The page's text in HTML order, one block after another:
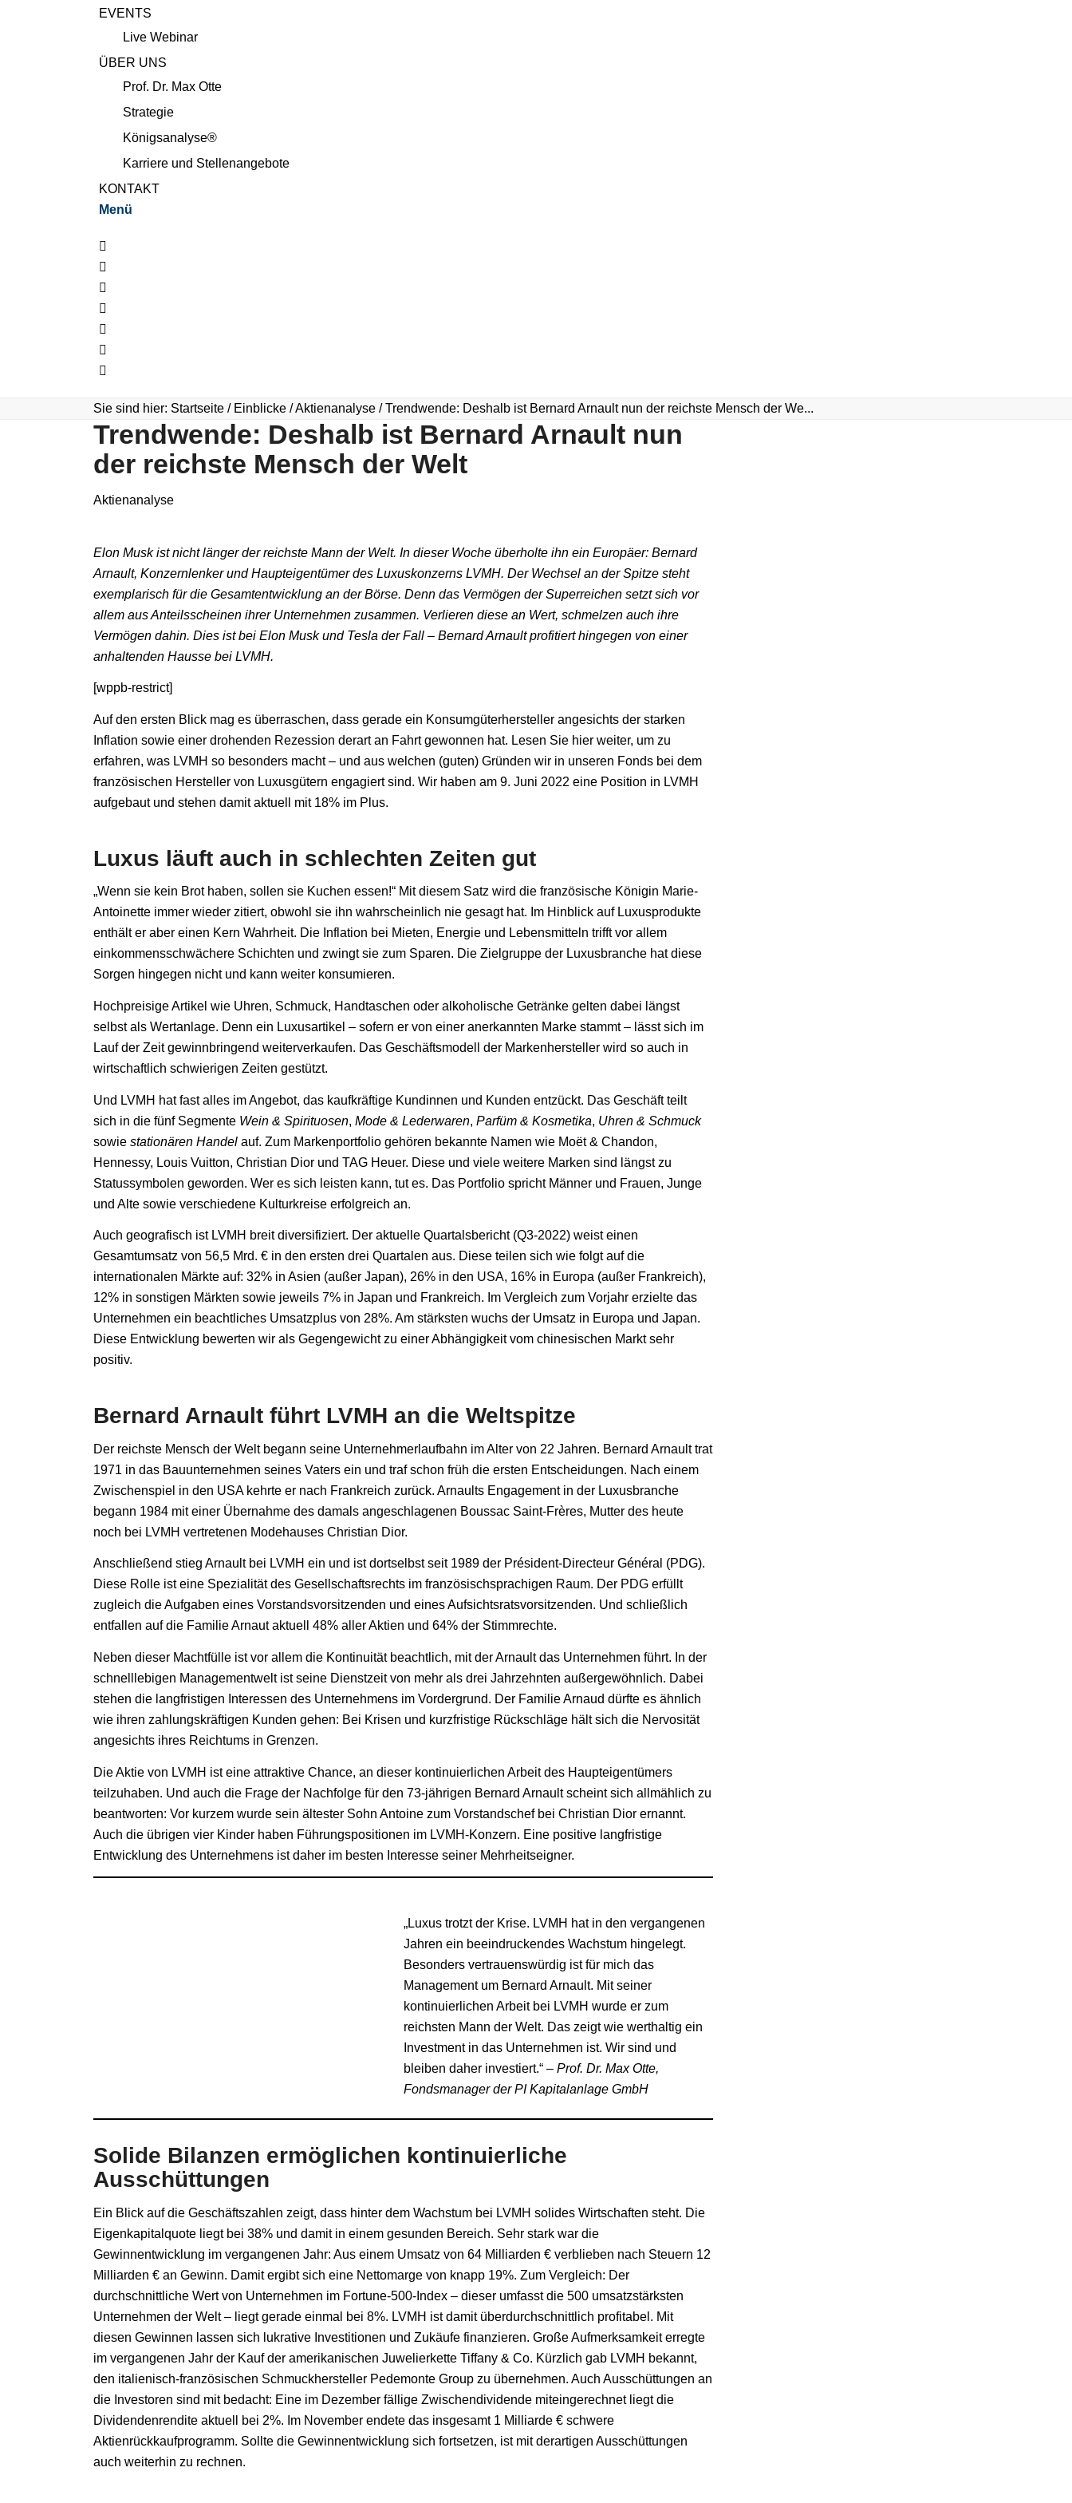
EVENTS
Live Webinar
ÜBER UNS
Prof. Dr. Max Otte
Strategie
Königsanalyse®
Karriere und Stellenangebote
KONTAKT
Menü
Sie sind hier: Startseite / Einblicke /Aktienanalyse / Trendwende: Deshalb ist Bernard Arnault nun der reichste Mensch der We...
Trendwende: Deshalb ist Bernard Arnault nun
der reichste Mensch der Welt
Aktienanalyse
Elon Musk ist nicht länger der reichste Mann der Welt. In dieser Woche überholte ihn ein Europäer: Bernard
Arnault, Konzernlenker und Haupteigentümer des Luxuskonzerns LVMH. Der Wechsel an der Spitze steht
exemplarisch für die Gesamtentwicklung an der Börse. Denn das Vermögen der Superreichen setzt sich vor
allem aus Anteilsscheinen ihrer Unternehmen zusammen. Verlieren diese an Wert, schmelzen auch ihre
Vermögen dahin. Dies ist bei Elon Musk und Tesla der Fall – Bernard Arnault profitiert hingegen von einer
anhaltenden Hausse bei LVMH.
[wppb-restrict]
Auf den ersten Blick mag es überraschen, dass gerade ein Konsumgüterhersteller angesichts der starken
Inflation sowie einer drohenden Rezession derart an Fahrt gewonnen hat. Lesen Sie hier weiter, um zu
erfahren, was LVMH so besonders macht – und aus welchen (guten) Gründen wir in unseren Fonds bei dem
französischen Hersteller von Luxusgütern engagiert sind. Wir haben am 9. Juni 2022 eine Position in LVMH
aufgebaut und stehen damit aktuell mit 18% im Plus.
Luxus läuft auch in schlechten Zeiten gut
„Wenn sie kein Brot haben, sollen sie Kuchen essen!“ Mit diesem Satz wird die französische Königin Marie-
Antoinette immer wieder zitiert, obwohl sie ihn wahrscheinlich nie gesagt hat. Im Hinblick auf Luxusprodukte
enthält er aber einen Kern Wahrheit. Die Inflation bei Mieten, Energie und Lebensmitteln trifft vor allem
einkommensschwächere Schichten und zwingt sie zum Sparen. Die Zielgruppe der Luxusbranche hat diese
Sorgen hingegen nicht und kann weiter konsumieren.
Hochpreisige Artikel wie Uhren, Schmuck, Handtaschen oder alkoholische Getränke gelten dabei längst
selbst als Wertanlage. Denn ein Luxusartikel – sofern er von einer anerkannten Marke stammt – lässt sich im
Lauf der Zeit gewinnbringend weiterverkaufen. Das Geschäftsmodell der Markenhersteller wird so auch in
wirtschaftlich schwierigen Zeiten gestützt.
Und LVMH hat fast alles im Angebot, das kaufkräftige Kundinnen und Kunden entzückt. Das Geschäft teilt
sich in die fünf Segmente Wein & Spirituosen,Mode & Lederwaren,Parfüm & Kosmetika, Uhren & Schmuck
sowiestationären Handel auf. Zum Markenportfolio gehören bekannte Namen wie Moët & Chandon,
Hennessy, Louis Vuitton, Christian Dior und TAG Heuer. Diese und viele weitere Marken sind längst zu
Statussymbolen geworden. Wer es sich leisten kann, tut es. Das Portfolio spricht Männer und Frauen, Junge
und Alte sowie verschiedene Kulturkreise erfolgreich an.
Auch geografisch ist LVMH breit diversifiziert. Der aktuelle Quartalsbericht (Q3-2022) weist einen
Gesamtumsatz von 56,5 Mrd. € in den ersten drei Quartalen aus. Diese teilen sich wie folgt auf die
internationalen Märkte auf: 32% in Asien (außer Japan), 26% in den USA, 16% in Europa (außer Frankreich),
12% in sonstigen Märkten sowie jeweils 7% in Japan und Frankreich. Im Vergleich zum Vorjahr erzielte das
Unternehmen ein beachtliches Umsatzplus von 28%. Am stärksten wuchs der Umsatz in Europa und Japan.
Diese Entwicklung bewerten wir als Gegengewicht zu einer Abhängigkeit vom chinesischen Markt sehr
positiv.
Bernard Arnault führt LVMH an die Weltspitze
Der reichste Mensch der Welt begann seine Unternehmerlaufbahn im Alter von 22 Jahren. Bernard Arnault trat
1971 in das Bauunternehmen seines Vaters ein und traf schon früh die ersten Entscheidungen. Nach einem
Zwischenspiel in den USA kehrte er nach Frankreich zurück. Arnaults Engagement in der Luxusbranche
begann 1984 mit einer Übernahme des damals angeschlagenen Boussac Saint-Frères, Mutter des heute
noch bei LVMH vertretenen Modehauses Christian Dior.
Anschließend stieg Arnault bei LVMH ein und ist dortselbst seit 1989 der Président-Directeur Général (PDG).
Diese Rolle ist eine Spezialität des Gesellschaftsrechts im französischsprachigen Raum. Der PDG erfüllt
zugleich die Aufgaben eines Vorstandsvorsitzenden und eines Aufsichtsratsvorsitzenden. Und schließlich
entfallen auf die Familie Arnaut aktuell 48% aller Aktien und 64% der Stimmrechte.
Neben dieser Machtfülle ist vor allem die Kontinuität beachtlich, mit der Arnault das Unternehmen führt. In der
schnelllebigen Managementwelt ist seine Dienstzeit von mehr als drei Jahrzehnten außergewöhnlich. Dabei
stehen die langfristigen Interessen des Unternehmens im Vordergrund. Der Familie Arnaud dürfte es ähnlich
wie ihren zahlungskräftigen Kunden gehen: Bei Krisen und kurzfristige Rückschläge hält sich die Nervosität
angesichts ihres Reichtums in Grenzen.
Die Aktie von LVMH ist eine attraktive Chance, an dieser kontinuierlichen Arbeit des Haupteigentümers
teilzuhaben. Und auch die Frage der Nachfolge für den 73-jährigen Bernard Arnault scheint sich allmählich zu
beantworten: Vor kurzem wurde sein ältester Sohn Antoine zum Vorstandschef bei Christian Dior ernannt.
Auch die übrigen vier Kinder haben Führungspositionen im LVMH-Konzern. Eine positive langfristige
Entwicklung des Unternehmens ist daher im besten Interesse seiner Mehrheitseigner.
„Luxus trotzt der Krise. LVMH hat in den vergangenen
Jahren ein beeindruckendes Wachstum hingelegt.
Besonders vertrauenswürdig ist für mich das
Management um Bernard Arnault. Mit seiner
kontinuierlichen Arbeit bei LVMH wurde er zum
reichsten Mann der Welt. Das zeigt wie werthaltig ein
Investment in das Unternehmen ist. Wir sind und
bleiben daher investiert.“ – Prof. Dr. Max Otte,
Fondsmanager der PI Kapitalanlage GmbH
Solide Bilanzen ermöglichen kontinuierliche
Ausschüttungen
Ein Blick auf die Geschäftszahlen zeigt, dass hinter dem Wachstum bei LVMH solides Wirtschaften steht. Die
Eigenkapitalquote liegt bei 38% und damit in einem gesunden Bereich. Sehr stark war die
Gewinnentwicklung im vergangenen Jahr: Aus einem Umsatz von 64 Milliarden € verblieben nach Steuern 12
Milliarden € an Gewinn. Damit ergibt sich eine Nettomarge von knapp 19%. Zum Vergleich: Der
durchschnittliche Wert von Unternehmen im Fortune-500-Index – dieser umfasst die 500 umsatzstärksten
Unternehmen der Welt – liegt gerade einmal bei 8%. LVMH ist damit überdurchschnittlich profitabel. Mit
diesen Gewinnen lassen sich lukrative Investitionen und Zukäufe finanzieren. Große Aufmerksamkeit erregte
im vergangenen Jahr der Kauf der amerikanischen Juwelierkette Tiffany & Co. Kürzlich gab LVMH bekannt,
den italienisch-französischen Schmuckhersteller Pedemonte Group zu übernehmen. Auch Ausschüttungen an
die Investoren sind mit bedacht: Eine im Dezember fällige Zwischendividende miteingerechnet liegt die
Dividendenrendite aktuell bei 2%. Im November endete das insgesamt 1 Milliarde € schwere
Aktienrückkaufprogramm. Sollte die Gewinnentwicklung sich fortsetzen, ist mit derartigen Ausschüttungen
auch weiterhin zu rechnen.